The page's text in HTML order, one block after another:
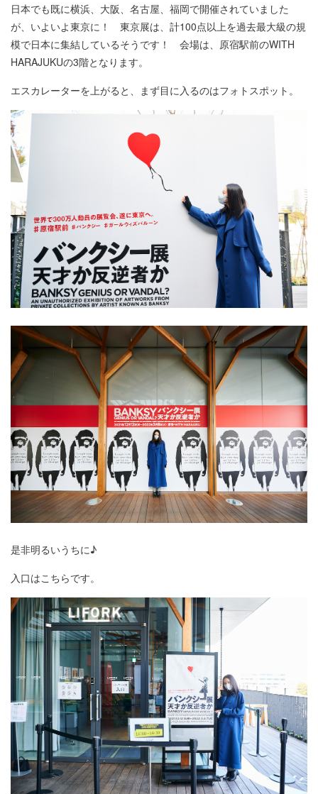
日本でも既に横浜、大阪、名古屋、福岡で開催されていました
が、いよいよ東京に！ 東京展は、計100点以上を過去最大級の規
模で日本に集結しているそうです！ 会場は、原宿駅前のWITH
HARAJUKUの3階となります。
エスカレーターを上がると、まず目に入るのはフォトスポット。
是非明るいうちに♪
入口はこちらです。